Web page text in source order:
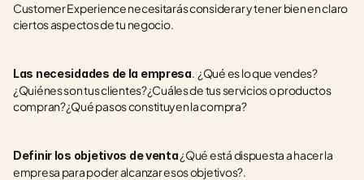
Customer Experience necesitarás considerar y tener bien en claro
ciertos aspectos de tu negocio.
Las necesidades de la empresa.  ¿Qué es lo que vendes?
¿Quiénes son tus clientes?¿Cuáles de tus servicios o productos
compran?¿Qué pasos constituyen la compra?
Definir los objetivos de venta ¿Qué está dispuesta a hacer la
empresa para poder alcanzar esos objetivos?.